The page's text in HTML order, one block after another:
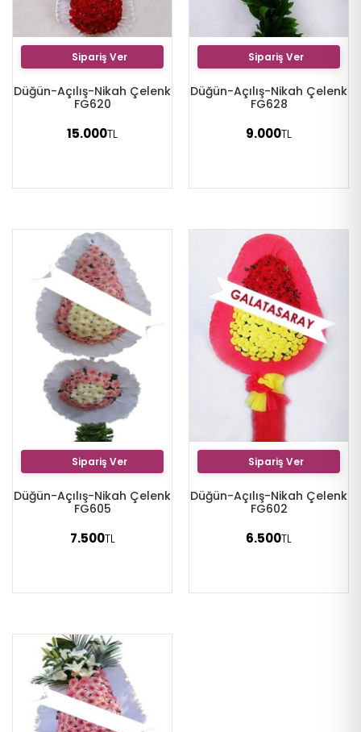
Sipariş Ver
Düğün-Açılış-Nikah Çelenk
FG620
15.000TL
Sipariş Ver
Düğün-Açılış-Nikah Çelenk
FG628
9.000TL
Sipariş Ver
Düğün-Açılış-Nikah Çelenk
FG605
7.500TL
Sipariş Ver
Düğün-Açılış-Nikah Çelenk
FG602
6.500TL